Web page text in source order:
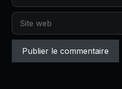
Site
web